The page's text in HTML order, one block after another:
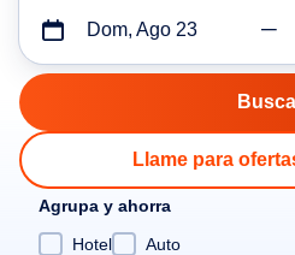
Dom, Ago 23
Llame para
Agrupa y ahorra
Hotel
Auto